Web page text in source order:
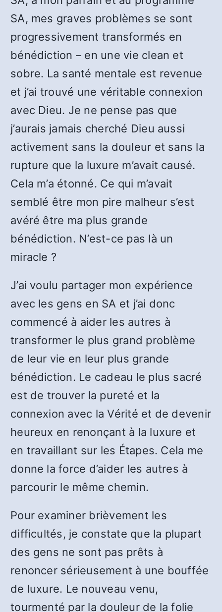
SA, mes graves problèmes se sont
progressivement transformés en
bénédiction – en une vie clean et
sobre. La santé mentale est revenue
et j’ai trouvé une véritable connexion
avec Dieu. Je ne pense pas que
j’aurais jamais cherché Dieu aussi
activement sans la douleur et sans la
rupture que la luxure m’avait causé.
Cela m’a étonné. Ce qui m’avait
semblé être mon pire malheur s’est
avéré être ma plus grande
bénédiction. N’est-ce pas là un
miracle ?
J’ai voulu partager mon expérience
avec les gens en SA et j’ai donc
commencé à aider les autres à
transformer le plus grand problème
de leur vie en leur plus grande
bénédiction. Le cadeau le plus sacré
est de trouver la pureté et la
connexion avec la Vérité et de devenir
heureux en renonçant à la luxure et
en travaillant sur les Étapes. Cela me
donne la force d’aider les autres à
parcourir le même chemin.
Pour examiner brièvement les
difficultés, je constate que la plupart
des gens ne sont pas prêts à
renoncer sérieusement à une bouffée
de luxure. Le nouveau venu,
tourmenté par la douleur de la folie